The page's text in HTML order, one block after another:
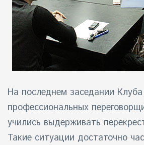
На последнем заседании Клуба
профессиональных
учились выдерживать
Такие ситуации достаточно